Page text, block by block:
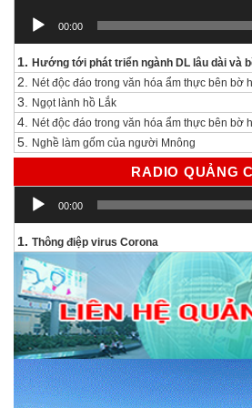
00:00
1. Hướng tới phát triển ngành DL lâu dài và
2. Nét độc đáo trong văn hóa ẩm thực bên bờ
3. Ngọt lành hồ Lắk
4. Nét độc đáo trong văn hóa ẩm thực bên bờ
5. Nghề làm gốm của người Mnông
RADIO QUẢNG
Trình
chơi
00:00
1. Thông điệp virus Corona